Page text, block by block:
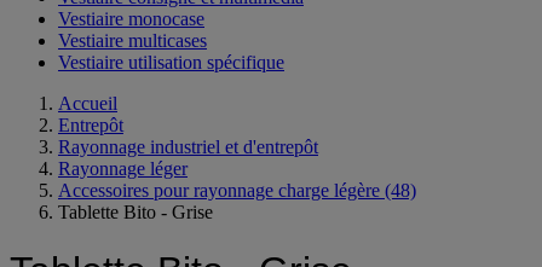
Vestiaire monocase
Vestiaire multicases
Vestiaire utilisation spécifique
Accueil
Entrepôt
Rayonnage industriel et d'entrepôt
Rayonnage léger
Accessoires pour rayonnage charge légère (48)
Tablette Bito - Grise